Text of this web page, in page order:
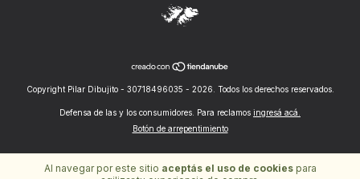
Al navegar por este sitio aceptás el uso de cookiespara
Copyright Pilar Dibujito - 30718496035 - 2026. Todos los derechos reservados.
Defensa de las y los consumidores. Para reclamos ingresá acá.
Botón de arrepentimiento